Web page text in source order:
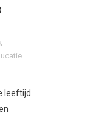
leeftijd